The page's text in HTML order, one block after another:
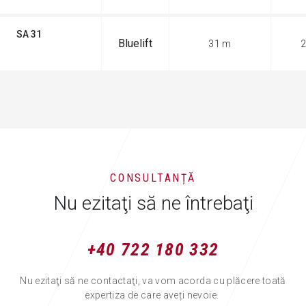
SA 31
Bluelift 31 m
CONSULTANȚĂ
Nu ezitaţi să ne întrebaţi
+40 722 180 332
Nu ezitaţi să ne contactaţi, va vom acorda cu plăcere toată
expertiza de care aveți nevoie.